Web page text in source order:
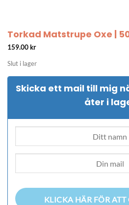
Torkad Matstrupe Oxe |
159.00 kr
Slut i lager
Skicka ett mail till mig
åter i
KLICKA HÄR FÖR